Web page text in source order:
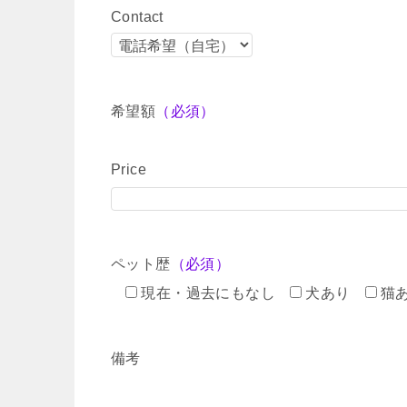
Contact
希望額 （必須）
Price
ペット歴 （必須）
現在・過去にもなし
犬あり 猫
備考